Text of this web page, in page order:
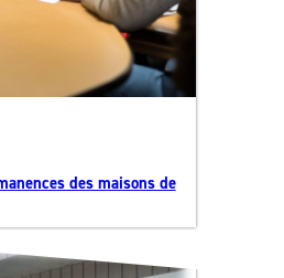
des maisons de